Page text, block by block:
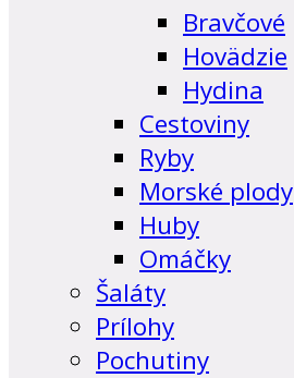
Bravčové
Hovädzie
Hydina
Cestoviny
Ryby
Morské plody
Huby
Omáčky
Šaláty
Prílohy
Pochutiny